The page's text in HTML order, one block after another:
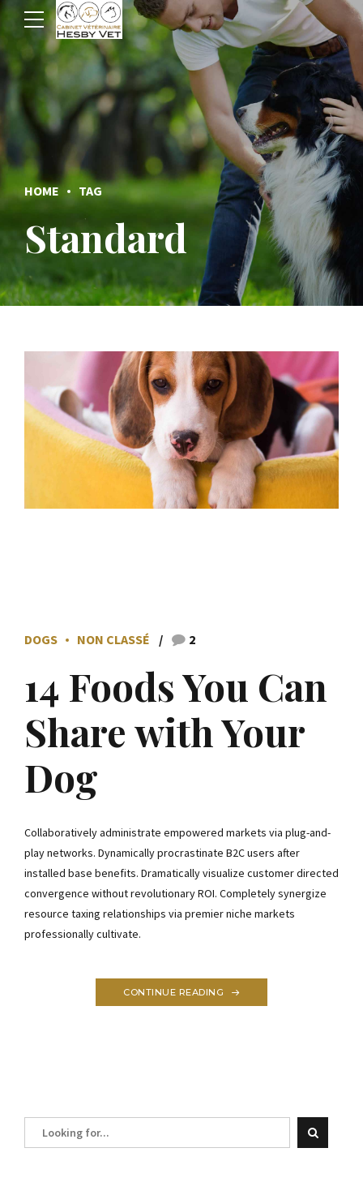
HOME TAG
Standard
DOGS NON CLASSÉ 2
14 Foods You Can
Share with Your
Dog
Collaboratively administrate empowered markets via plug-and-
play networks. Dynamically procrastinate B2C users after
installed base benefits. Dramatically visualize customer directed
convergence without revolutionary ROI. Completely synergize
resource taxing relationships via premier niche markets
professionally cultivate.
CONTINUE READING